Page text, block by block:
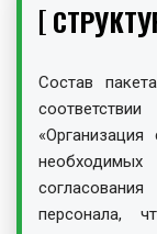
Состав
«Организация
персонала,